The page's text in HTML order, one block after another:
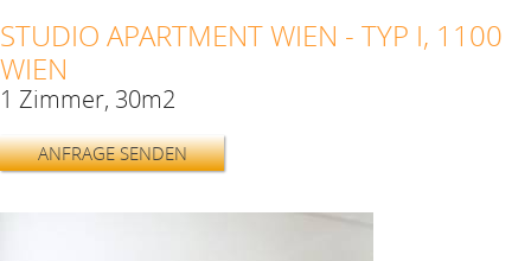
STUDIO APARTMENT WIEN - TYP I, 1100
WIEN
1 Zimmer, 30m2
ANFRAGE SENDEN